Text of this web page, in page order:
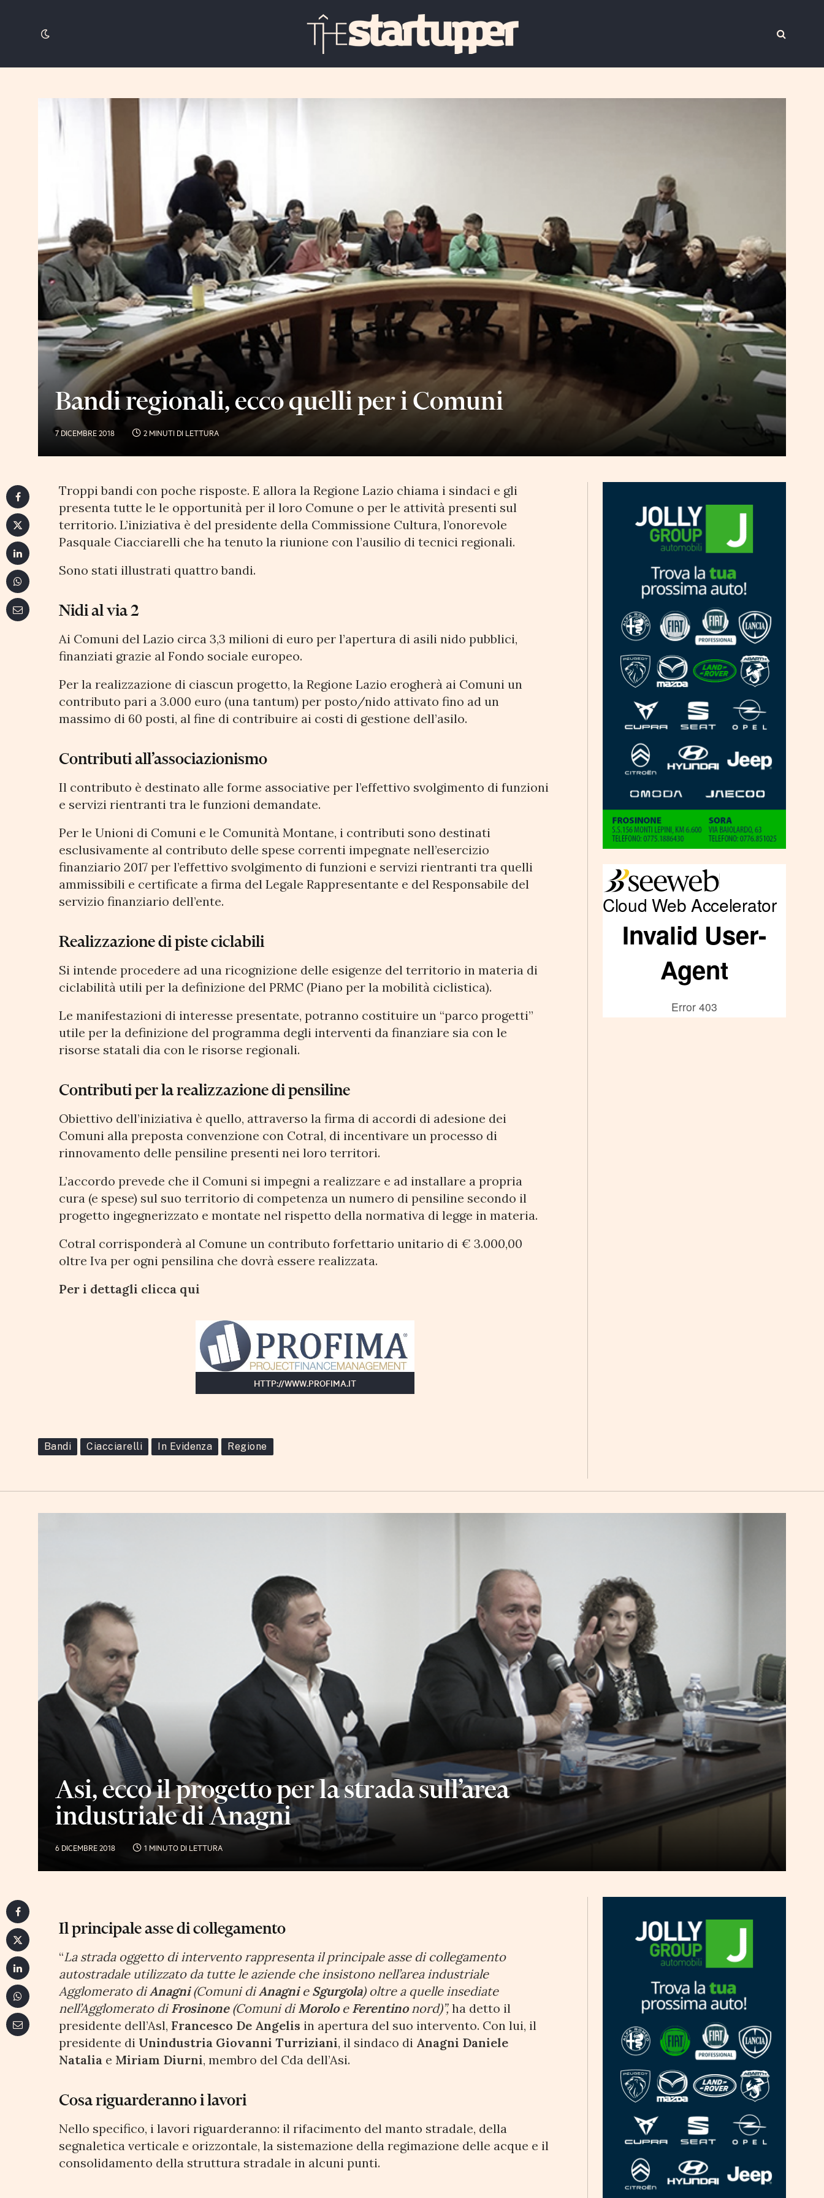
Bandi regionali, ecco quelli per i Comuni
7 DICEMBRE 2018 2 MINUTI DI LETTURA
Troppi bandi con poche risposte. E allora la Regione Lazio chiama i sindaci e gli
presenta tutte le le opportunità per il loro Comune o per le attività presenti sul
territorio. L’iniziativa è del presidente della Commissione Cultura, l’onorevole
Pasquale Ciacciarelli che ha tenuto la riunione con l’ausilio di tecnici regionali.
Sono stati illustrati quattro bandi.
Nidi al via 2
Ai Comuni del Lazio circa 3,3 milioni di euro per l’apertura di asili nido pubblici,
finanziati grazie al Fondo sociale europeo.
Per la realizzazione di ciascun progetto, la Regione Lazio erogherà ai Comuni un
contributo pari a 3.000 euro (una tantum) per posto/nido attivato fino ad un
massimo di 60 posti, al fine di contribuire ai costi di gestione dell’asilo.
Contributi all’associazionismo
Il contributo è destinato alle forme associative per l’effettivo svolgimento di funzioni
e servizi rientranti tra le funzioni demandate.
Per le Unioni di Comuni e le Comunità Montane, i contributi sono destinati
esclusivamente al contributo delle spese correnti impegnate nell’esercizio
finanziario 2017 per l’effettivo svolgimento di funzioni e servizi rientranti tra quelli
ammissibili e certificate a firma del Legale Rappresentante e del Responsabile del
servizio finanziario dell’ente.
Realizzazione di piste ciclabili
Si intende procedere ad una ricognizione delle esigenze del territorio in materia di
ciclabilità utili per la definizione del PRMC (Piano per la mobilità ciclistica).
Le manifestazioni di interesse presentate, potranno costituire un “parco progetti”
utile per la definizione del programma degli interventi da finanziare sia con le
risorse statali dia con le risorse regionali.
Contributi per la realizzazione di pensiline
Obiettivo dell’iniziativa è quello, attraverso la firma di accordi di adesione dei
Comuni alla preposta convenzione con Cotral, di incentivare un processo di
rinnovamento delle pensiline presenti nei loro territori.
L’accordo prevede che il Comuni si impegni a realizzare e ad installare a propria
cura (e spese) sul suo territorio di competenza un numero di pensiline secondo il
progetto ingegnerizzato e montate nel rispetto della normativa di legge in materia.
Cotral corrisponderà al Comune un contributo forfettario unitario di € 3.000,00
oltre Iva per ogni pensilina che dovrà essere realizzata.
Per i dettagli clicca qui
HTTP://WWW.PROFIMA.IT
Bandi Ciacciarelli In Evidenza Regione
Asi, ecco il progetto per la strada sull’area
industriale di Anagni
6 DICEMBRE 2018 1 MINUTO DI LETTURA
Il principale asse di collegamento
“La strada oggetto di intervento rappresenta il principale asse di collegamento
autostradale utilizzato da tutte le aziende che insistono nell’area industriale
Agglomerato diAnagni(Comuni diAnagnie Sgurgola) oltre a quelle insediate
nell’Agglomerato diFrosinone(Comuni diMoroloe Ferentinonord)”,ha detto il
presidente dell’Asl, Francesco De Angelis in apertura del suo intervento. Con lui, il
presidente di Unindustria Giovanni Turriziani, il sindaco di Anagni Daniele
Natalia e Miriam Diurni, membro del Cda dell’Asi.
Cosa riguarderanno i lavori
Nello specifico, i lavori riguarderanno: il rifacimento del manto stradale, della
segnaletica verticale e orizzontale, la sistemazione della regimazione delle acque e il
consolidamento della struttura stradale in alcuni punti.